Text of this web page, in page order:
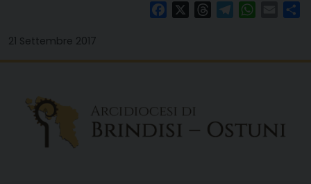
FacebookThreadsTelegram Email
21 Settembre 2017